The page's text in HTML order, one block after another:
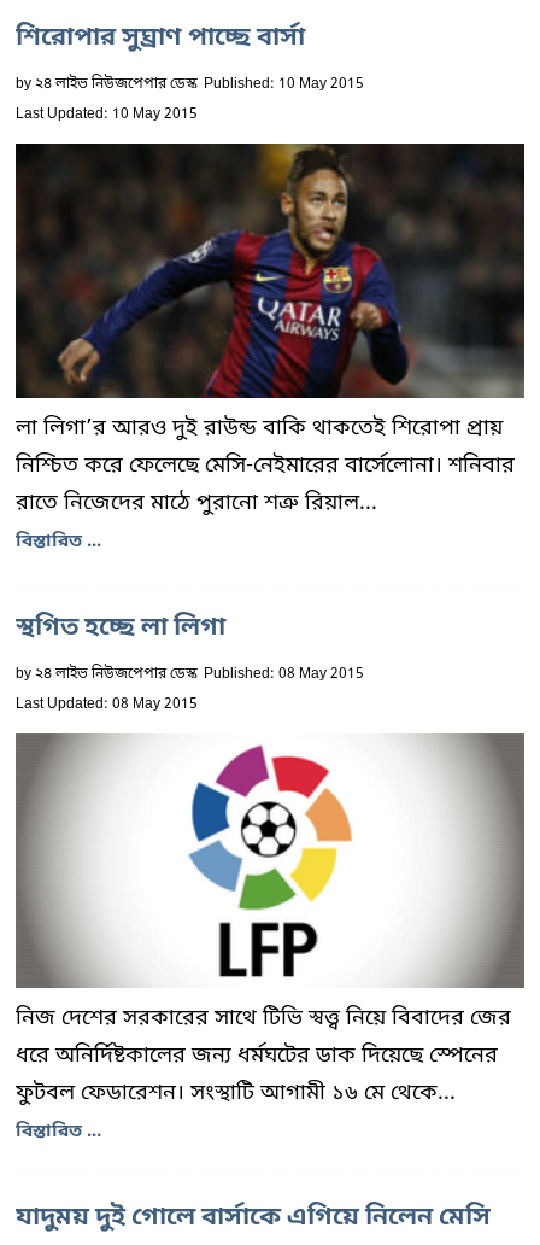
শিরোপার সুঘ্রাণ পাচ্ছে বার্সা
by২৪ লাইভ নিউজপেপার ডেস্ক Published: 10 May 2015
Last Updated: 10 May 2015
লা লিগা’র আরও দুই রাউন্ড বাকি থাকতেই শিরোপা প্রায়
নিশ্চিত করে ফেলেছে মেসি-নেইমারের বার্সেলোনা। শনিবার
রাতে নিজেদের মাঠে পুরানো শত্রু রিয়াল...
বিস্তারিত ...
স্থগিত হচ্ছে লা লিগা
by২৪ লাইভ নিউজপেপার ডেস্ক Published: 08 May 2015
Last Updated: 08 May 2015
নিজ দেশের সরকারের সাথে টিভি স্বত্ত্ব নিয়ে বিবাদের জের
ধরে অনির্দিষ্টকালের জন্য ধর্মঘটের ডাক দিয়েছে স্পেনের
ফুটবল ফেডারেশন। সংস্থাটি আগামী ১৬ মে থেকে...
বিস্তারিত ...
যাদুময় দুই গোলে বার্সাকে এগিয়ে নিলেন মেসি